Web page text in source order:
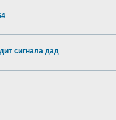
сигнала дад